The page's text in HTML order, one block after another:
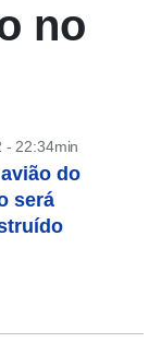
no
- 22:34min
do
será